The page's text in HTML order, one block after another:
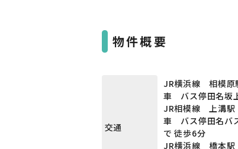
物件概要
交通
JR横浜線 相模
車 バス停田名坂
JR相模線 上溝
車 バス停田名バ
で 徒歩6分
JR横浜線 橋本